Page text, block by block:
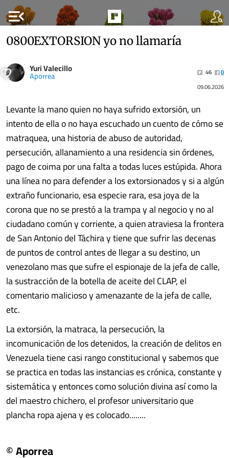
menu_open
0800EXTORSION yo no llamaría
Yuri Valecillo
Aporrea 46
0
09.06.2026
Levante la mano quien no haya sufrido extorsión, un
intento de ella o no haya escuchado un cuento de cómo se
matraquea, una historia de abuso de autoridad,
persecución, allanamiento a una residencia sin órdenes,
pago de coima por una falta a todas luces estúpida. Ahora
una línea no para defender a los extorsionados y si a algún
extraño funcionario, esa especie rara, esa joya de la
corona que no se prestó a la trampa y al negocio y no al
ciudadano común y corriente, a quien atraviesa la frontera
de San Antonio del Táchira y tiene que sufrir las decenas
de puntos de control antes de llegar a su destino, un
venezolano mas que sufre el espionaje de la jefa de calle,
la sustracción de la botella de aceite del CLAP, el
comentario malicioso y amenazante de la jefa de calle,
etc.
La extorsión, la matraca, la persecución, la
incomunicación de los detenidos, la creación de delitos en
Venezuela tiene casi rango constitucional y sabemos que
se practica en todas las instancias es crónica, constante y
sistemática y entonces como solución divina así como la
del maestro chichero, el profesor universitario que
plancha ropa ajena y es colocado........
© Aporrea